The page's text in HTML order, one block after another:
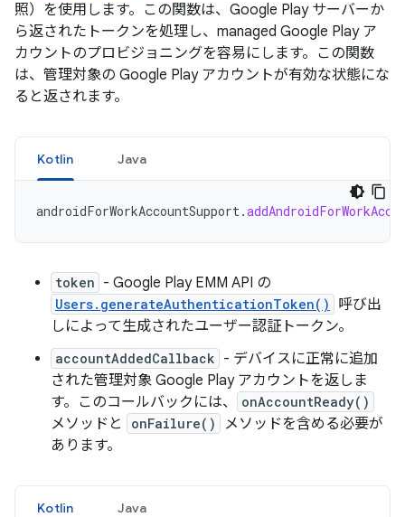
照）を使用します。この関数は、Google Play サーバーか
ら返されたトークンを処理し、managed Google Play ア
カウントのプロビジョニングを容易にします。この関数
は、管理対象の Google Play アカウントが有効な状態にな
ると返されます。
Kotlin Java
androidForWorkAccountSupport.
token - Google Play EMM API の
Users.generateAuthenticationToken()
呼び出
しによって生成されたユーザー認証トークン。
accountAddedCallback - デバイスに正常に追加
された管理対象 Google Play アカウントを返しま
す。このコールバックには、
onAccountReady()
メソッドと onFailure()
メソッドを含める必要が
あります。
Kotlin Java